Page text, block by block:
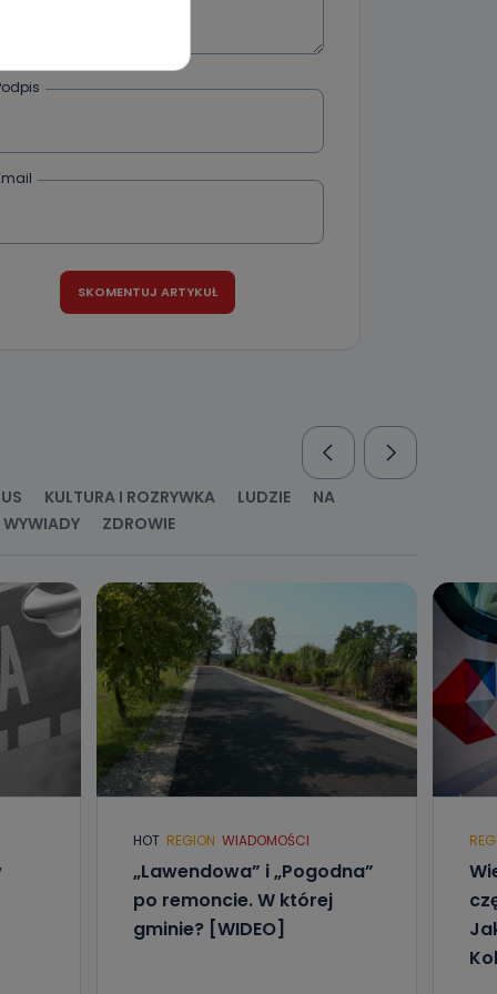
od
żądania
zeKULTURA I ROZRYWKA LUDZIE
NA
WYWIADY ZDROWIE
HOT REGION WIADOMOŚCI
„Lawendowa” i „Pogodna”
po remoncie. W której
gminie? [WIDEO]